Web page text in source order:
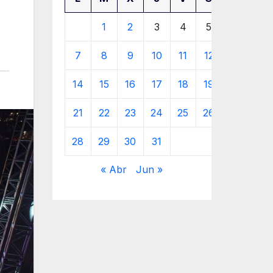
1 2 3 4 5
7 8 9 10 11 12
14 15 16 17 18 19
21 22 23 24 25 26
28 29 30 31
« Abr Jun »